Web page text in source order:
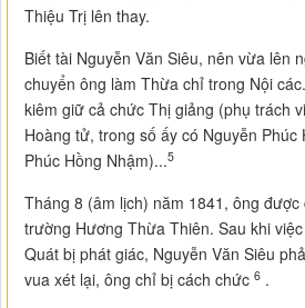
Thiệu Trị lên thay.
Biết tài Nguyễn Văn Siêu, nên vừa lên
chuyển ông làm Thừa chỉ trong Nội
kiêm giữ cả chức Thị giảng (phụ trách
Hoàng tử, trong số ấy có Nguyễn Phúc
Phúc Hồng Nhậm)...5
Tháng 8 (âm lịch) năm 1841, ông
trường Hương Thừa Thiên. Sau khi
Quát bị phát giác, Nguyễn Văn Siêu
vua xét lại, ông chỉ bị cách chức 6 .